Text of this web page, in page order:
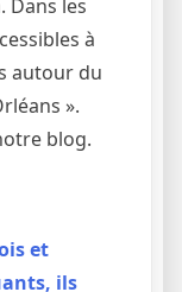
Dans les
à
autour du
».
blog.
et
ils